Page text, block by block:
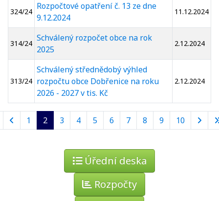
324/24
Rozpočtové opatření č. 13 ze dne
9.12.2024
11.12.2024
314/24
Schválený rozpočet obce na rok
2025
2.12.2024
313/24
Schválený střednědobý výhled
rozpočtu obce Dobřenice na roku
2026 - 2027 v tis. Kč
2.12.2024
1 2 3 4 5 6 7 8 9 10
Úřední deska
Rozpočty